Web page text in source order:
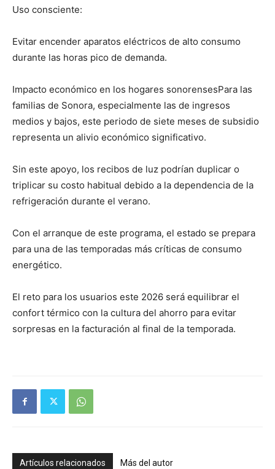
Uso consciente:
Evitar encender aparatos eléctricos de alto consumo
durante las horas pico de demanda.
Impacto económico en los hogares sonorensesPara las
familias de Sonora, especialmente las de ingresos
medios y bajos, este periodo de siete meses de subsidio
representa un alivio económico significativo.
Sin este apoyo, los recibos de luz podrían duplicar o
triplicar su costo habitual debido a la dependencia de la
refrigeración durante el verano.
Con el arranque de este programa, el estado se prepara
para una de las temporadas más críticas de consumo
energético.
El reto para los usuarios este 2026 será equilibrar el
confort térmico con la cultura del ahorro para evitar
sorpresas en la facturación al final de la temporada.
Artículos relacionados Más del autor